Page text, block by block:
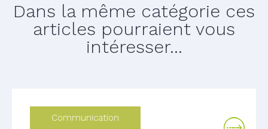
Dans la même catégorie ces
articles pourraient vous
intéresser...
Communication